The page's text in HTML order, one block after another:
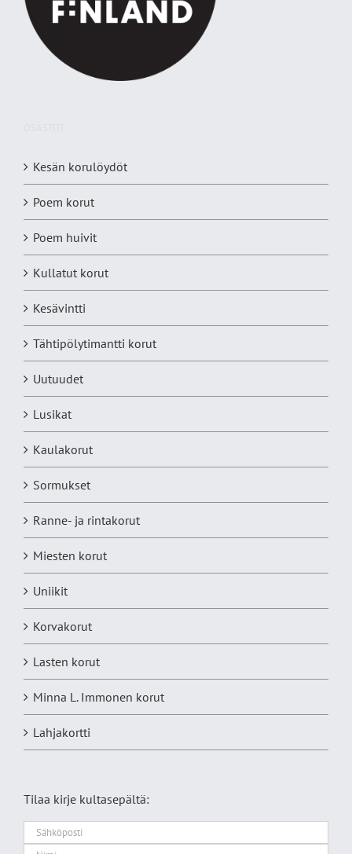
Kesän korulöydöt
Poem korut
Poem huivit
Kullatut korut
Kesävintti
Tähtipölytimantti korut
Uutuudet
Lusikat
Kaulakorut
Sormukset
Ranne- ja rintakorut
Miesten korut
Uniikit
Korvakorut
Lasten korut
Minna L. Immonen korut
Lahjakortti
Tilaa kirje kultasepältä: